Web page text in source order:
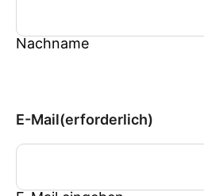
Nachname
E-Mail(erforderlich)